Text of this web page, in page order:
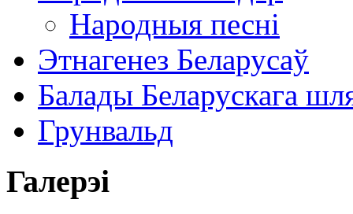
Народныя песні
Этнагенез Беларусаў
Балады Беларускага
Грунвальд
Галерэі